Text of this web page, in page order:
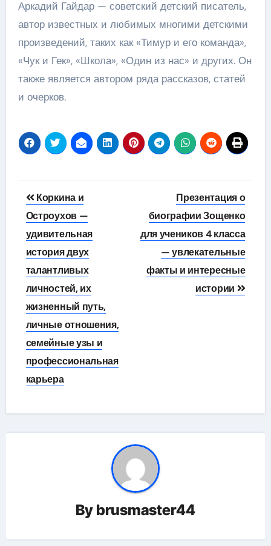
Аркадий Гайдар — советский детский писатель,
автор известных и любимых многими детскими
произведений, таких как «Тимур и его команда»,
«Чук и Гек», «Школа», «Один из нас» и других. Он
также является автором ряда рассказов, статей
и очерков.
Навигация
по
записям
Коркина и
Остроухов —
удивительная
история двух
талантливых
личностей, их
жизненный путь,
личные отношения,
семейные узы и
профессиональная
карьера
Презентация о
биографии Зощенко
для учеников 4 класса
— увлекательные
факты и интересные
истории
By brusmaster44